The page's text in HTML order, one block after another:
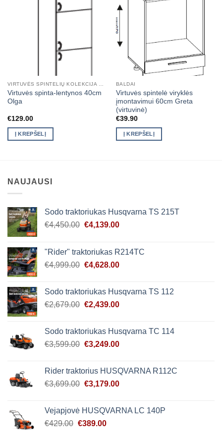
Virtuvės spinta-lentynos 40cm
Olga
€129.00
Į KREPŠELĮ
BALDAI
Virtuvės spintelė viryklės
įmontavimui 60cm Greta
(virtuvinė)
€39.90
Į KREPŠELĮ
NAUJAUSI
Sodo traktoriukas Husqvarna TS 215T
€4,450.00 Original
€4,450.00.
€4,139.00Current
€4,139.00.
"Rider" traktoriukas R214TC
€4,999.00 Original
€4,999.00.
€4,628.00Current
€4,628.00.
Sodo traktoriukas Husqvarna TS 112
€2,679.00 Original
€2,679.00.
€2,439.00Current
€2,439.00.
Sodo traktoriukas Husqvarna TC 114
€3,599.00 Original
€3,599.00.
€3,249.00Current
€3,249.00.
Rider traktorius HUSQVARNA R112C
€3,699.00 Original
€3,699.00.
€3,179.00Current
€3,179.00.
Vejapjovė HUSQVARNA LC 140P
€429.00 Original
€389.00Current